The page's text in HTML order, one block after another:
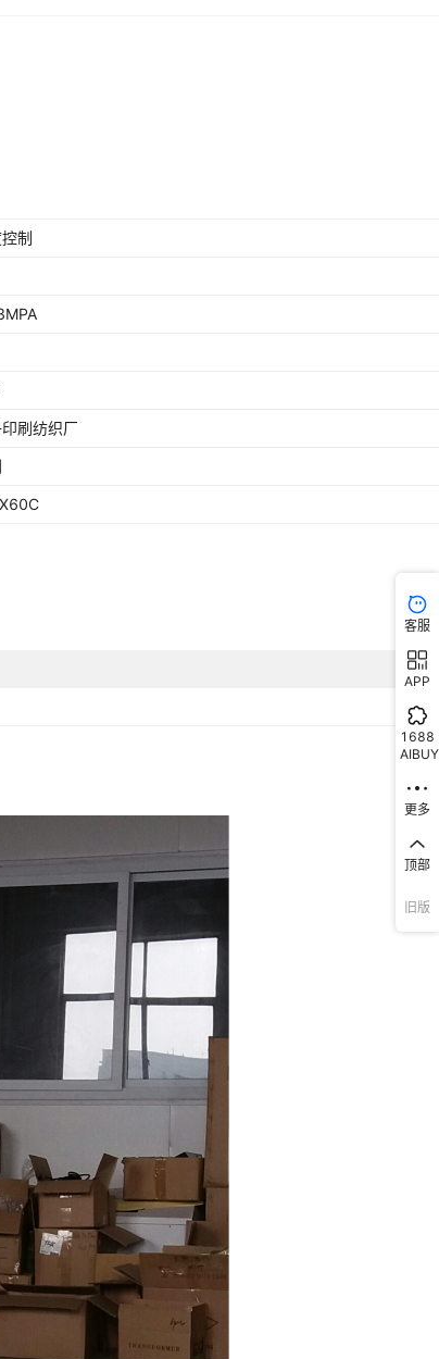
制
刷纺织厂
客服
APP
1688
AIBUY
更多
顶部
旧版